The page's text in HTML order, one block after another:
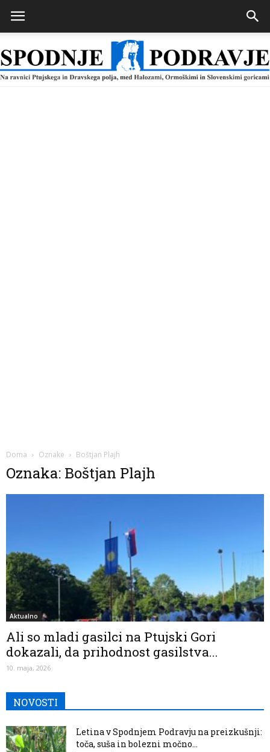
Doma Oznake Boštjan Plajh
Oznaka: Boštjan Plajh
Aktualno
Ali so mladi gasilci na Ptujski Gori
dokazali, da prihodnost gasilstva...
10. maja, 2026
NOVOSTI
Letina v Spodnjem Podravju na preizkušnji:
toča, suša in bolezni močno...